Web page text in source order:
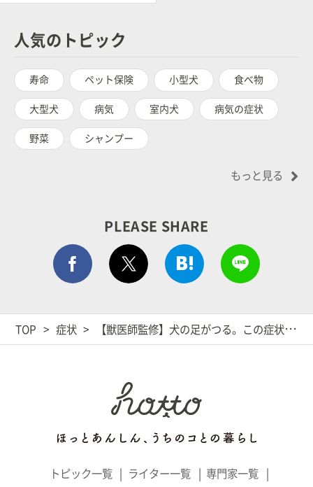
人気のトピック
寿命 ペット保険 小型犬 食べ物
大型犬 病気 室内犬 病気の症状
野菜 シャンプー
もっと見る
PLEASE SHARE
Facebook シェア はてぶでシェア
TOP 症状 【獣医師監修】犬の足がつる。この症状から考えられる原因や病気は？
トピック一覧 ライター一覧
専門家一覧